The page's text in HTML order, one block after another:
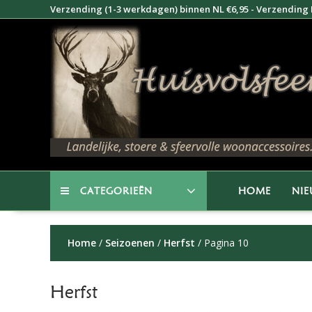
naar
Verzending (1-3 werkdagen) binnen NL €6,95 -
CATEGORIEËN HOME
Home / Seizoenen / Herfst / Pagina 10
Herfst